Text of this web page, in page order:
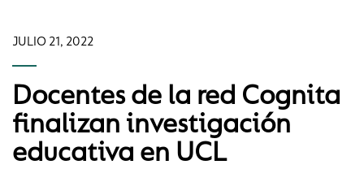
JULIO 21, 2022
Docentes de la red Cognita
finalizan investigación
educativa en UCL